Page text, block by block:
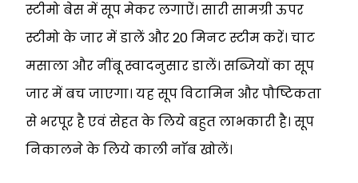
स्टीमो बेस में सूप मेकर लगाऐं। सारी सामग्री ऊपर
स्टीमो के जार में डालें और 20 मिनट स्टीम करें। चाट
मसाला और नींबू स्वादनुसार डालें। सब्जियों का सूप
जार में बच जाएगा। यह सूप विटामिन और पौष्टिकता
से भरपूर है एवं सेहत के लिये बहुत लाभकारी है। सूप
निकालने के लिये काली नाॅब खोलें।